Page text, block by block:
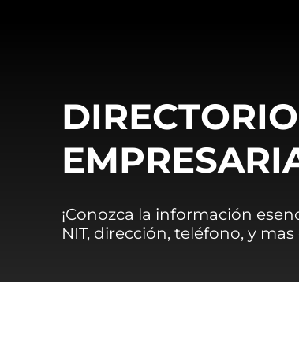
¡Conozca la información
NIT, dirección, teléfono, y